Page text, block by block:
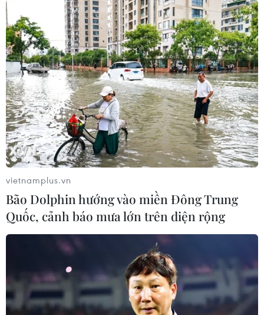
vietnamplus.vn
Bão Dolphin hướng vào miền Đông Trung
Quốc, cảnh báo mưa lớn trên diện rộng